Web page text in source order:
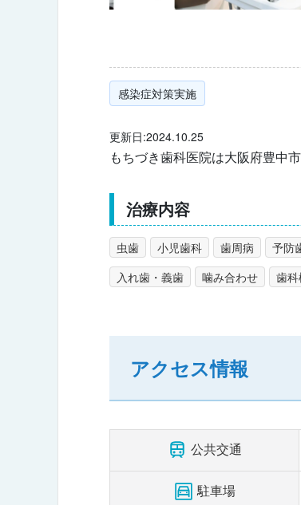
感染症対策実施
更新日:2024.10.25
もちづき歯科医院は大阪府豊中
治療内容
虫歯 小児歯科 歯周病 予防
入れ歯・義歯
噛み合わせ 歯
アクセス情報
公共交通
駐車場